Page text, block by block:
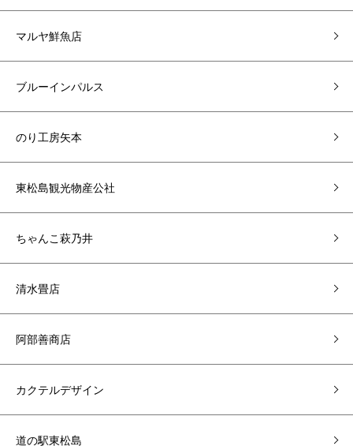
マルヤ鮮魚店
ブルーインパルス
のり工房矢本
東松島観光物産公社
ちゃんこ萩乃井
清水畳店
阿部善商店
カクテルデザイン
道の駅東松島